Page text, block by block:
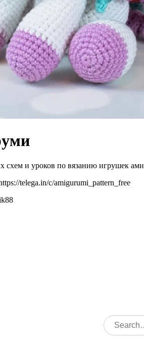
схем и уроков по вязанию игрушек
telega.in/c/amigurumi_pattern_free